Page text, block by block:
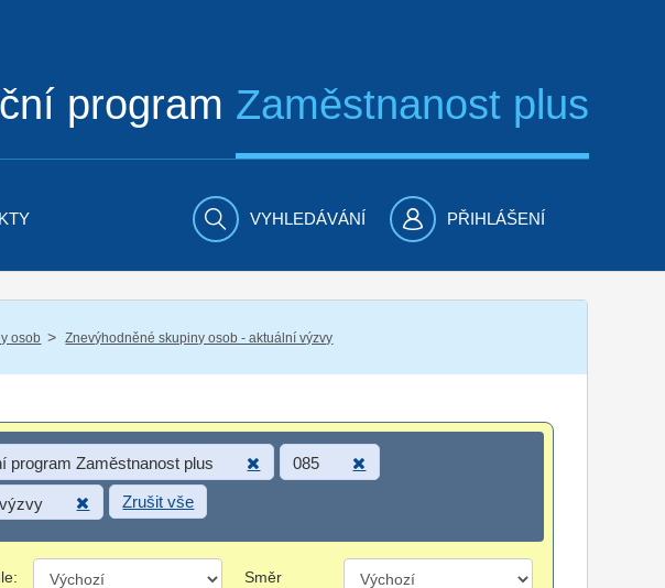
program Zaměstnanost plus
VYHLEDÁVÁNÍ PŘIHLÁŠENÍ
osob / Znevýhodněné skupiny osob - aktuální výzvy
program Zaměstnanost plus 085
Zrušit vše
Směr